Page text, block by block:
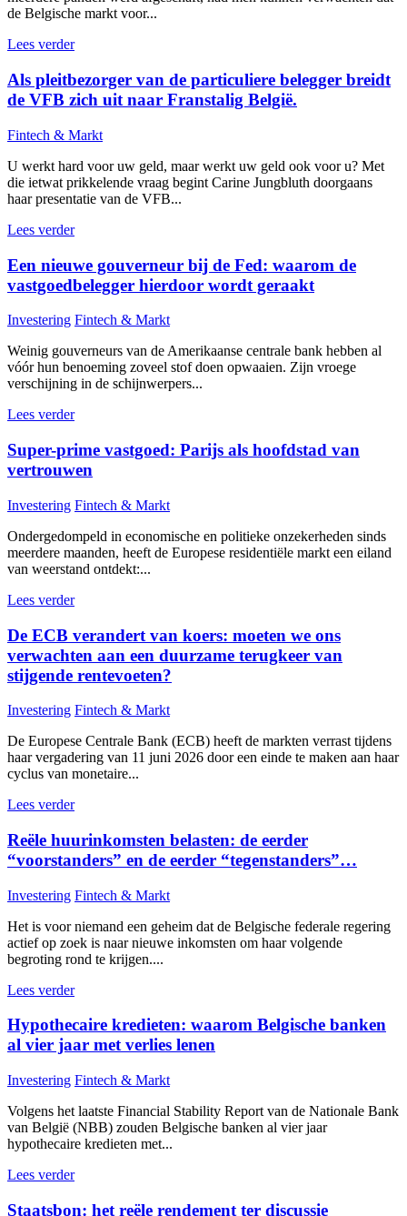
de Belgische markt voor...
Lees verder
Als pleitbezorger van de particuliere belegger breidt
de VFB zich uit naar Franstalig België.
Fintech & Markt
U werkt hard voor uw geld, maar werkt uw geld ook voor u? Met
die ietwat prikkelende vraag begint Carine Jungbluth doorgaans
haar presentatie van de VFB...
Lees verder
Een nieuwe gouverneur bij de Fed: waarom de
vastgoedbelegger hierdoor wordt geraakt
Investering Fintech & Markt
Weinig gouverneurs van de Amerikaanse centrale bank hebben al
vóór hun benoeming zoveel stof doen opwaaien. Zijn vroege
verschijning in de schijnwerpers...
Lees verder
Super-prime vastgoed: Parijs als hoofdstad van
vertrouwen
Investering Fintech & Markt
Ondergedompeld in economische en politieke onzekerheden sinds
meerdere maanden, heeft de Europese residentiële markt een eiland
van weerstand ontdekt:...
Lees verder
De ECB verandert van koers: moeten we ons
verwachten aan een duurzame terugkeer van
stijgende rentevoeten?
Investering Fintech & Markt
De Europese Centrale Bank (ECB) heeft de markten verrast tijdens
haar vergadering van 11 juni 2026 door een einde te maken aan haar
cyclus van monetaire...
Lees verder
Reële huurinkomsten belasten: de eerder
“voorstanders” en de eerder “tegenstanders”…
Investering Fintech & Markt
Het is voor niemand een geheim dat de Belgische federale regering
actief op zoek is naar nieuwe inkomsten om haar volgende
begroting rond te krijgen....
Lees verder
Hypothecaire kredieten: waarom Belgische banken
al vier jaar met verlies lenen
Investering Fintech & Markt
Volgens het laatste Financial Stability Report van de Nationale Bank
van België (NBB) zouden Belgische banken al vier jaar
hypothecaire kredieten met...
Lees verder
Staatsbon: het reële rendement ter discussie